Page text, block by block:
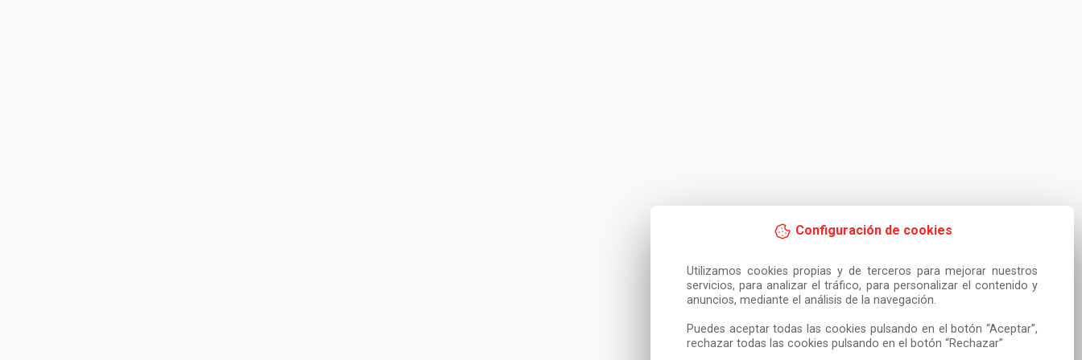
Configuración de cookies
Utilizamos cookies propias y de terceros para mejorar nuestros
servicios, para analizar el tráfico, para personalizar el contenido y
anuncios, mediante el análisis de la navegación.
Puedes aceptar todas las cookies pulsando en el botón “Aceptar”,
rechazar todas las cookies pulsando en el botón “Rechazar”